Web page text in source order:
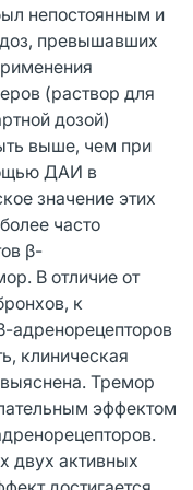
непостоянным и
превышавших
(раствор для
дозой)
выше, чем при
ДАИ в
значение этих
часто
β-
В отличие от
к
адренорецепторов
клиническая
Тремор
эффектом
двух активных